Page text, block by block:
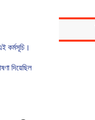
কর্মসূচি।
দিয়েছিল